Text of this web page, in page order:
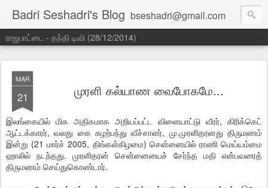
Badri Seshadri's Blog bseshadri@gmail.com
ராஜபாட்டை - தந்தி டிவி (28/12/2014)
MAR
21 முரளி கல்யாண வைபோகமே...
இலங்கையில் மிக அதிகமாக அறியப்பட்ட விளையாட்டு வீரர், கிரிக்கெட்
ஆட்டக்காரர், வலது கை சுழற்பந்து வீச்சாளர், மு.முரளிதரனது திருமணம்
இன்று (21 மார்ச் 2005, திங்கள்கிழமை) சென்னையில் ராணி மெய்யம்மை
ஹாலில் நடந்தது. முரளிதரன் சென்னையைச் சேர்ந்த மதி என்பவரைத்
திருமணம் செய்துகொண்டார்.